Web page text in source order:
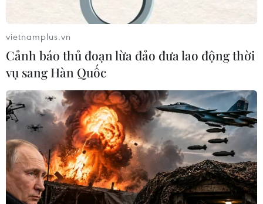
vietnamplus.vn
Cảnh báo thủ đoạn lừa đảo đưa lao động thời
vụ sang Hàn Quốc